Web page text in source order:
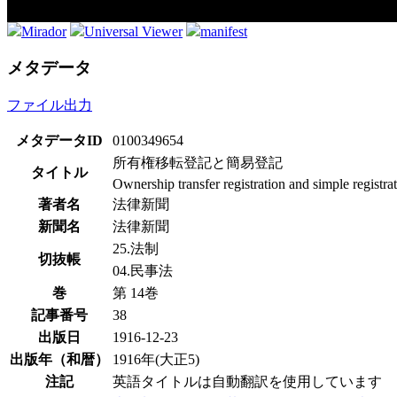
Mirador Universal Viewer manifest
メタデータ
ファイル出力
メタデータID 0100349654
タイトル
所有権移転登記と簡易登記
Ownership transfer registration and simple
著者名
法律新聞
新聞名
法律新聞
切抜帳
25.法制
04.民事法
巻
第 14巻
記事番号
38
出版日
1916-12-23
出版年（和暦）
1916年(大正5)
注記
英語タイトルは自動翻訳を使用しています